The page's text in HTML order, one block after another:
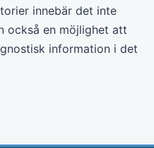
innebär det inte
också en möjlighet att
information i det